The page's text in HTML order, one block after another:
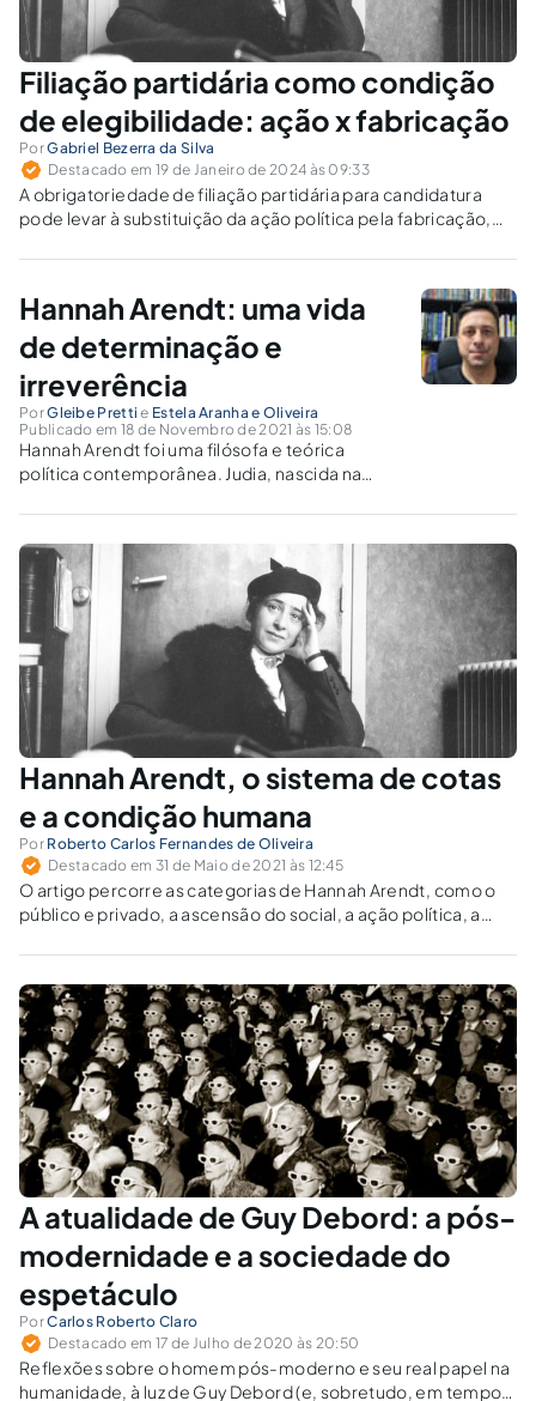
Filiação partidária como condição
de elegibilidade: ação x fabricação
PorGabriel Bezerra da Silva
Destacado em 19 de Janeiro de 2024 às 09:33
A obrigatoriedade de filiação partidária para candidatura
pode levar à substituição da ação política pela fabricação,
Hannah Arendt: uma vida
de determinação e
irreverência
PorGleibe Pretti e Estela Aranha e Oliveira
Publicado em 18 de Novembro de 2021 às 15:08
Hannah Arendt foi uma filósofa e teórica
política contemporânea. Judia, nascida na
perseguição nazista, o que motivou sua
pesquisa sobre totalitarismo. É conhecida
como a "pensadora da liberdade".
Hannah Arendt, o sistema de cotas
e a condição humana
Por Roberto Carlos Fernandes de Oliveira
Destacado em 31 de Maio de 2021 às 12:45
O artigo percorre as categorias de Hannah Arendt, como o
público e privado, a ascensão do social, a ação política, a
uma aproximação com o sistema de cotas, instituído pela Lei
nº 12.711/2012.
A atualidade de Guy Debord: a pós-
modernidade e a sociedade do
espetáculo
PorCarlos Roberto Claro
Destacado em 17 de Julho de 2020 às 20:50
Reflexões sobre o homem pós-moderno e seu real papel na
humanidade, à luz de Guy Debord (e, sobretudo, em tempos